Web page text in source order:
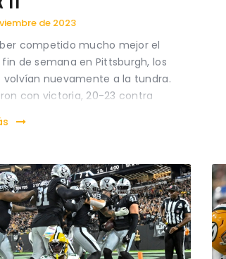
de 2023
competido mucho mejor el
de semana en Pittsburgh, los
volvían nuevamente a la tundra.
con victoria, 20-23 contra
calidad que la nuestra. Fue un